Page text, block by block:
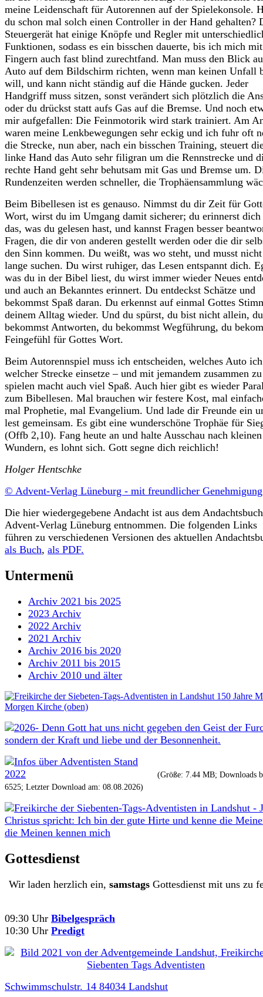
meine Leidenschaft für Autorennen auf der Spielekonsole.
du schon mal solch einen Controller in der Hand gehalten?
Steuergerät hat einige Knöpfe und Regler mit
Funktionen, sodass es ein bisschen dauerte, bis ich mich
Fingern auch fast blind zurechtfand. Man muss den Blick
Auto auf dem Bildschirm richten, wenn man keinen Unfall
will, und kann nicht ständig auf die Hände gucken. Jeder
Handgriff muss sitzen, sonst verändert sich plötzlich die
oder du drückst statt aufs Gas auf die Bremse. Und noch
mir aufgefallen: Die Feinmotorik wird stark trainiert. Am
waren meine Lenkbewegungen sehr eckig und ich fuhr oft
die Strecke, nun aber, nach ein bisschen Training, steuert
linke Hand das Auto sehr filigran um die Rennstrecke und
rechte Hand geht sehr behutsam mit Gas und Bremse um.
Rundenzeiten werden schneller, die Trophäensammlung
Beim Bibellesen ist es genauso. Nimmst du dir Zeit für
Wort, wirst du im Umgang damit sicherer; du erinnerst dich
das, was du gelesen hast, und kannst Fragen besser
Fragen, die dir von anderen gestellt werden oder die dir
den Sinn kommen. Du weißt, was wo steht, und musst
lange suchen. Du wirst ruhiger, das Lesen entspannt dich.
was du in der Bibel liest, du wirst immer wieder Neues
und auch an Bekanntes erinnert. Du entdeckst Schätze und
bekommst Spaß daran. Du erkennst auf einmal Gottes
deinem Alltag wieder. Und du spürst, du bist nicht allein, du
bekommst Antworten, du bekommst Wegführung, du
Feingefühl für Gottes Wort.
Beim Autorennspiel muss ich entscheiden, welches Auto
welcher Strecke einsetze – und mit jemandem zusammen zu
spielen macht auch viel Spaß. Auch hier gibt es wieder
zum Bibellesen. Mal brauchen wir festere Kost, mal
mal Prophetie, mal Evangelium. Und lade dir Freunde ein
lest gemeinsam. Es gibt eine wunderschöne Trophäe für
(Offb 2,10). Fang heute an und halte Ausschau nach kleinen
Wundern, es lohnt sich. Gott segne dich reichlich!
Holger Hentschke
© Advent-Verlag Lüneburg - mit freundlicher
Die hier wiedergegebene Andacht ist aus dem
Advent-Verlag Lüneburg entnommen. Die folgenden Links
führen zu verschiedenen Versionen des aktuellen
als Buch, als PDF.
Untermenü
Archiv 2021 bis 2025
2023 Archiv
2022 Archiv
2021 Archiv
Archiv 2016 bis 2020
Archiv 2011 bis 2015
Archiv 2010 und älter
(Größe: 7.44 MB; Downloads
6525; Letzter Download am: 08.08.2026)
Gottesdienst
Wir laden herzlich ein, samstagsGottesdienst mit uns zu
09:30 Uhr Bibelgespräch
10:30 Uhr Predigt
Schwimmschulstr. 14 84034 Landshut